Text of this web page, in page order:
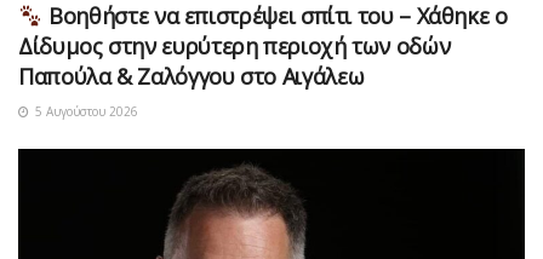
Βοηθήστε να επιστρέψει σπίτι του – Χάθηκε ο
Δίδυμος στην ευρύτερη περιοχή των οδών
Παπούλα & Ζαλόγγου στο Αιγάλεω
5 Αυγούστου 2026